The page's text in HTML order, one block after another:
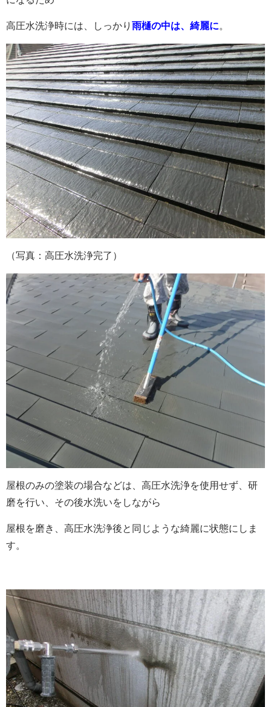
高圧水洗浄時には、しっかり 雨樋の中は、綺麗に。
（写真：高圧水洗浄完了）
屋根のみの塗装の場合などは、高圧水洗浄を使用せず、研
磨を行い、その後水洗いをしながら
屋根を磨き、高圧水洗浄後と同じような綺麗に状態にしま
す。